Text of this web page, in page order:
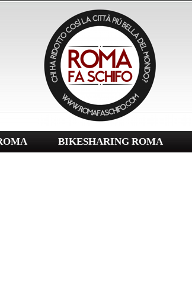
BIKESHARING ROMA